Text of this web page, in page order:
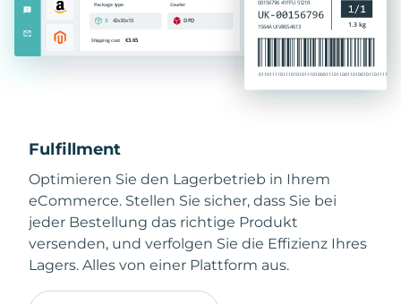
Fulfillment
Optimieren Sie den Lagerbetrieb in Ihrem
eCommerce. Stellen Sie sicher, dass Sie bei
jeder Bestellung das richtige Produkt
versenden, und verfolgen Sie die Effizienz Ihres
Lagers. Alles von einer Plattform aus.